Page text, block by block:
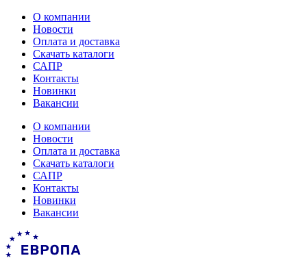
О компании
Новости
Оплата и доставка
Скачать каталоги
САПР
Контакты
Новинки
Вакансии
О компании
Новости
Оплата и доставка
Скачать каталоги
САПР
Контакты
Новинки
Вакансии